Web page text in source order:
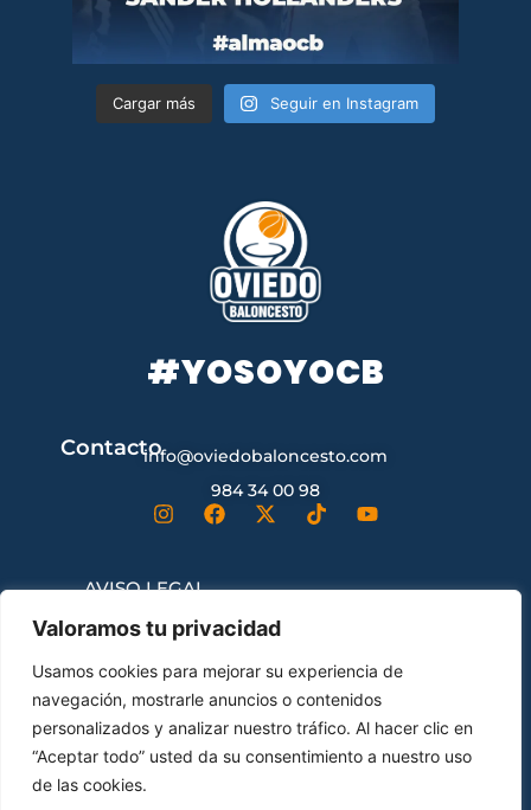
Valoramos tu privacidad
Usamos cookies para mejorar su experiencia de
navegación, mostrarle anuncios o contenidos
personalizados y analizar nuestro tráfico. Al hacer clic en
“Aceptar todo” usted da su consentimiento a nuestro uso
de las cookies.
Cargar más Seguir en Instagram
#YOSOYOCB
Contactoinfo@oviedobaloncesto.com
984 34 00 98
AVISO LEGAL
CONTRATACIÓN
ENVÍOS Y DEVOLUCIONES